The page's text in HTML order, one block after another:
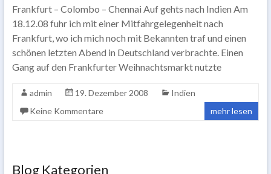
Frankfurt – Colombo – Chennai Auf gehts nach Indien Am
18.12.08 fuhr ich mit einer Mitfahrgelegenheit nach
Frankfurt, wo ich mich noch mit Bekannten traf und einen
schönen letzten Abend in Deutschland verbrachte. Einen
Gang auf den Frankfurter Weihnachtsmarkt nutzte
admin 19. Dezember 2008
Indien
Keine Kommentare
mehr lesen
Blog Kategorien